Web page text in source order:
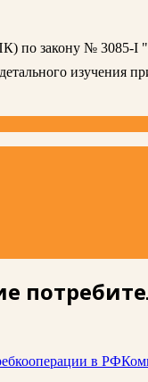
по закону №
детального
в РФ